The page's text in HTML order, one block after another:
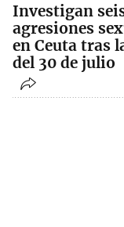
Investigan
agresiones
en Ceuta tras
del 30 de julio